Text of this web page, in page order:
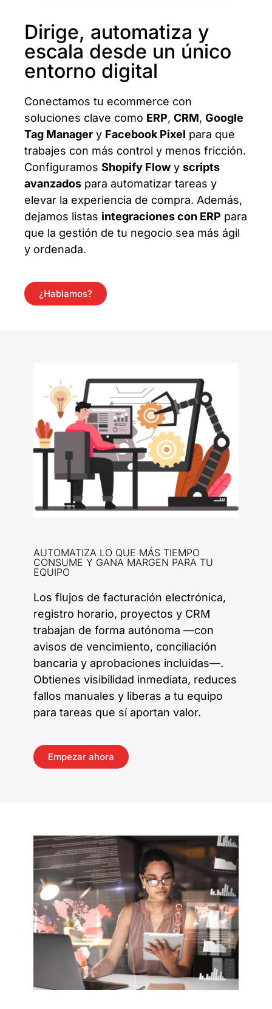
Dirige, automatiza y
escala desde un único
entorno digital
Conectamos tu ecommerce con
soluciones clave como ERP, CRM, Google
Tag Manager y Facebook Pixel para que
trabajes con más control y menos fricción.
Configuramos Shopify Flow y scripts
avanzados para automatizar tareas y
elevar la experiencia de compra. Además,
dejamos listas integraciones con ERP para
que la gestión de tu negocio sea más ágil
y ordenada.
¿Hablamos?
AUTOMATIZA LO QUE MÁS TIEMPO
CONSUME Y GANA MARGEN PARA TU
EQUIPO
Los flujos de facturación electrónica,
registro horario, proyectos y CRM
trabajan de forma autónoma —con
avisos de vencimiento, conciliación
bancaria y aprobaciones incluidas—.
Obtienes visibilidad inmediata, reduces
fallos manuales y liberas a tu equipo
para tareas que sí aportan valor.
Empezar ahora